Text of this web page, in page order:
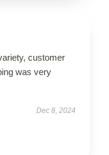
customer
was very
Dec 8, 2024